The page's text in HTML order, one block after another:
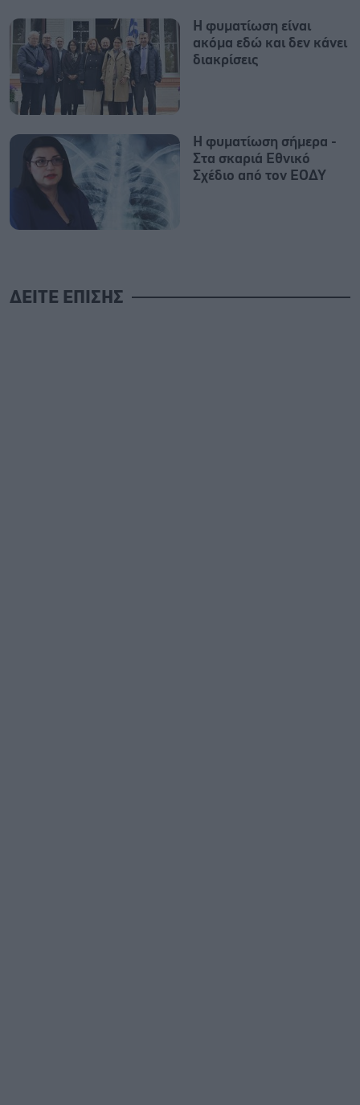
Η φυματίωση είναι
ακόμα εδώ και δεν κάνει
διακρίσεις
Η φυματίωση σήμερα -
Στα σκαριά Εθνικό
Σχέδιο από τον ΕΟΔΥ
ΔΕΙΤΕ ΕΠΙΣΗΣ